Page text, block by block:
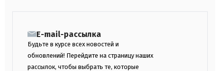
E-mail-рассылка
Будьте в курсе всех новостей и
обновлений! Перейдите на страницу наших
рассылок, чтобы выбрать те, которые